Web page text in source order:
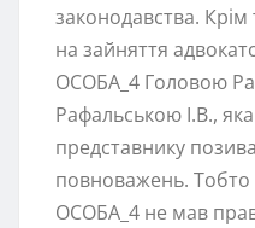
законодавства.
на зайняття
ОСОБА_4 Головою
Рафальською І.В.,
представнику
повноважень. Тобто
ОСОБА_4 не мав